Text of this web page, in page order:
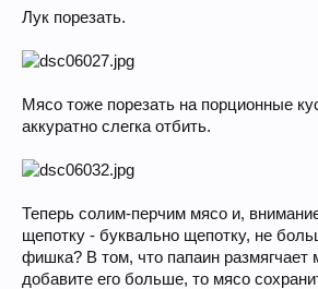
Лук порезать.
Мясо тоже порезать на порционные
аккуратно слегка отбить.
Теперь солим-перчим мясо и,
щепотку - буквально щепотку, не
фишка? В том, что папаин
добавите его больше, то мясо